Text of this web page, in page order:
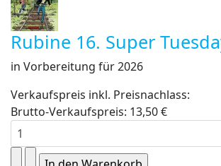
Rubine 16. Super
in Vorbereitung für 2026
Verkaufspreis inkl. Preisnachlass:
Brutto-Verkaufspreis: 13,50 €